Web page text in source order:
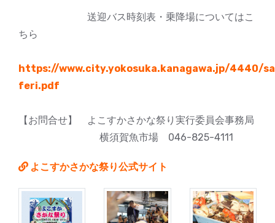
送迎バス時刻表・乗降場についてはこ
ちら
https://www.city.yokosuka.kanagawa.jp/4440/
feri.pdf
【お問合せ】 よこすかさかな祭り実行委員会事務局
横須賀魚市場 046-825-4111
よこすかさかな祭り公式サイト